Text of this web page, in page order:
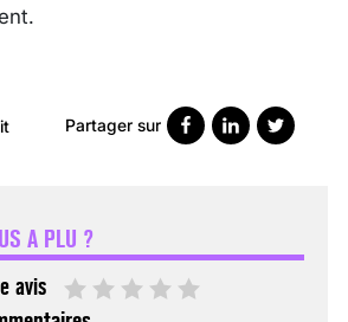
Partager sur
A PLU ?
avis